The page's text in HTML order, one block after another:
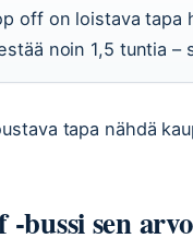
off on loistava tapa
noin 1,5 tuntia
tapa nähdä
bussi sen